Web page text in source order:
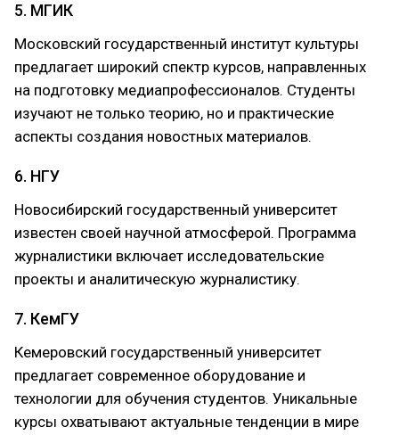
5. МГИК
Московский государственный институт культуры
предлагает широкий спектр курсов, направленных
на подготовку медиапрофессионалов. Студенты
изучают не только теорию, но и практические
аспекты создания новостных материалов.
6. НГУ
Новосибирский государственный университет
известен своей научной атмосферой. Программа
журналистики включает исследовательские
проекты и аналитическую журналистику.
7. КемГУ
Кемеровский государственный университет
предлагает современное оборудование и
технологии для обучения студентов. Уникальные
курсы охватывают актуальные тенденции в мире